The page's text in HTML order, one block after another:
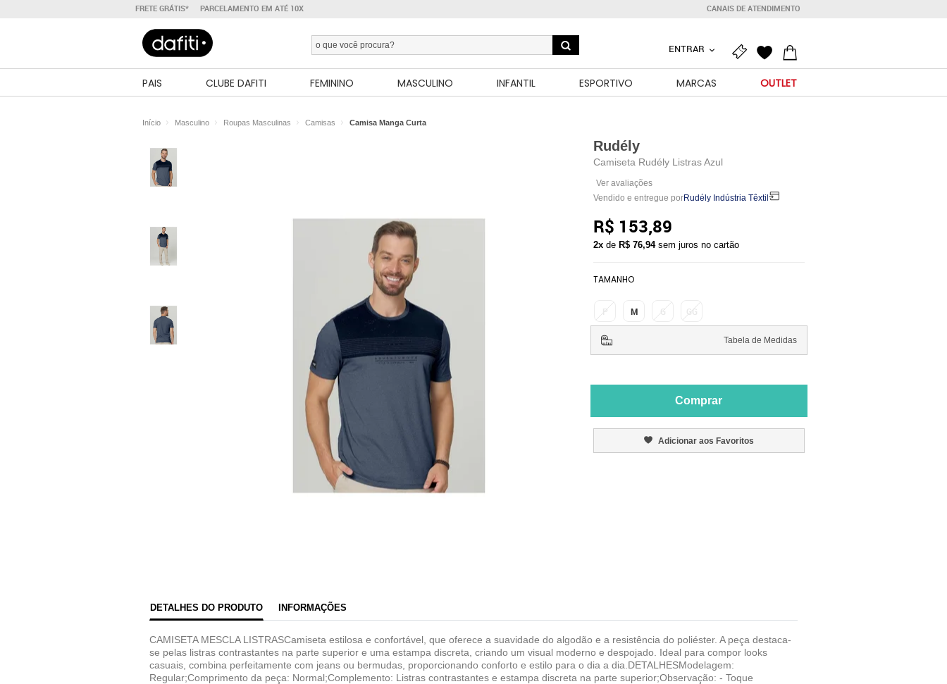
FRETE GRÁTIS* PARCELAMENTO EM ATÉ 10X CANAIS DE ATENDIMENTO
ENTRAR
PAIS CLUBE DAFITI FEMININO MASCULINO INFANTIL ESPORTIVO MARCAS OUTLET
Início Masculino Roupas Masculinas Camisas Camisa Manga Curta
Rudély
Camiseta Rudély Listras Azul
Ver avaliações
Vendido e entregue porRudély Indústria Têxtil
R$ 153,89
2xde R$ 76,94 sem juros no cartão
TAMANHO
M
Tabela de Medidas
Comprar
Adicionar aos Favoritos
DETALHES DO PRODUTO INFORMAÇÕES
CAMISETA MESCLA LISTRASCamiseta estilosa e confortável, que oferece a suavidade do algodão e a resistência do poliéster. A peça destaca-
se pelas listras contrastantes na parte superior e uma estampa discreta, criando um visual moderno e despojado. Ideal para compor looks
casuais, combina perfeitamente com jeans ou bermudas, proporcionando conforto e estilo para o dia a dia.DETALHESModelagem:
Regular;Comprimento da peça: Normal;Complemento: Listras contrastantes e estampa discreta na parte superior;Observação: - Toque